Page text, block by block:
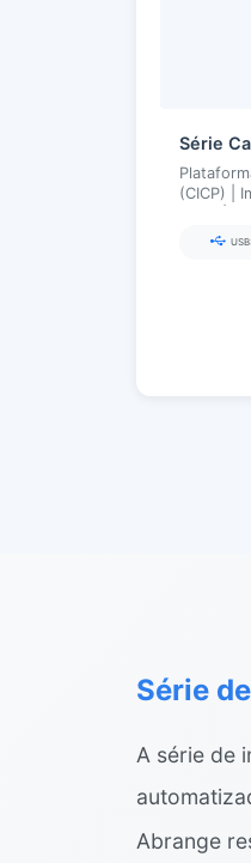
Série
(CICP) |
Série
A série de
Abrange